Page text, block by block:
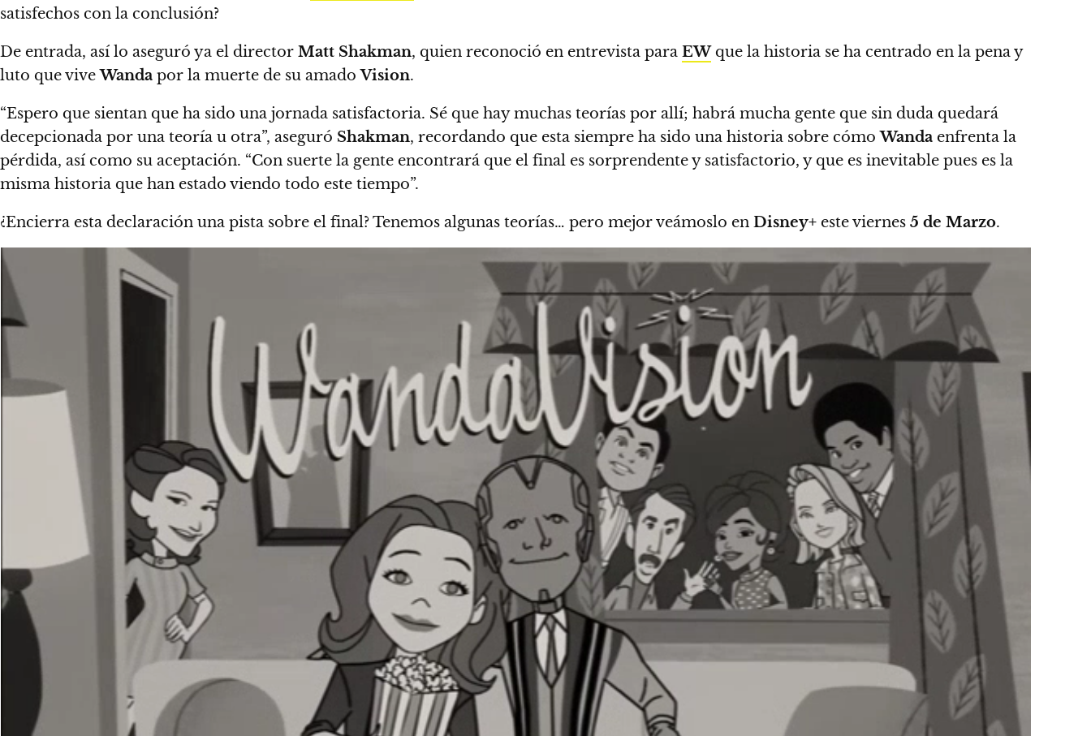
satisfechos con la conclusión?
De entrada, así lo aseguró ya el director Matt Shakman, quien reconoció en entrevista para EWque la historia se ha centrado en la pena y
luto que viveWanda por la muerte de su amadoVision.
“Espero que sientan que ha sido una jornada satisfactoria. Sé que hay muchas teorías por allí; habrá mucha gente que sin duda quedará
decepcionada por una teoría u otra”, aseguró Shakman, recordando que esta siempre ha sido una historia sobre cómoWanda enfrenta la
pérdida, así como su aceptación. “Con suerte la gente encontrará que el final es sorprendente y satisfactorio, y que es inevitable pues es la
misma historia que han estado viendo todo este tiempo”.
¿Encierra esta declaración una pista sobre el final? Tenemos algunas teorías… pero mejor veámoslo en Disney+ este viernes 5 de Marzo.